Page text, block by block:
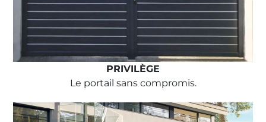
PRIVILÈGE
Le portail sans compromis.